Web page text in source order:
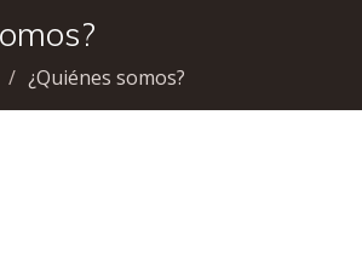
¿Quiénes somos?